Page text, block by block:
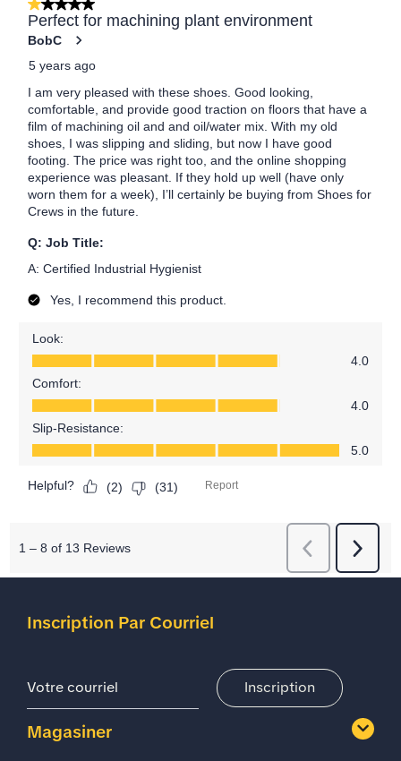
Magasiner
Inscription Par Courriel
Inscription